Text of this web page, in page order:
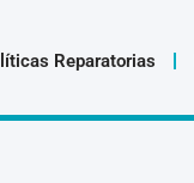
Reparatorias